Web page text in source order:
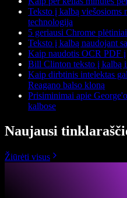
Teksto į kalbą
technologija
5 geriausi Chrome
Teksto į kalbą naudojant
Kaip naudotis OCR PDF
Bill Clinton teksto į kalbą
Kaip dirbtinis intelektas
Reagano balso kloną
Prisiminimai apie
kalbose
Naujausi
Žiūrėti visus